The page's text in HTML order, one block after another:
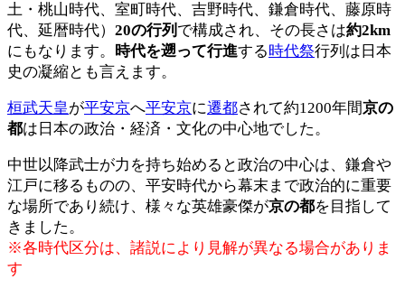
土・桃山時代、室町時代、吉野時代、鎌倉時代、藤原時
代、延暦時代） 20の行列 で構成され、その長さは約2km
にもなります。 時代を遡って行進する時代祭行列は日本
史の凝縮とも言えます。
桓武天皇が平安京へ平安京に遷都されて約1200年間京の
都は日本の政治・経済・文化の中心地でした。
中世以降武士が力を持ち始めると政治の中心は、鎌倉や
江戸に移るものの、平安時代から幕末まで政治的に重要
な場所であり続け、様々な英雄豪傑が京の都を目指して
きました。
※各時代区分は、諸説により見解が異なる場合がありま
す